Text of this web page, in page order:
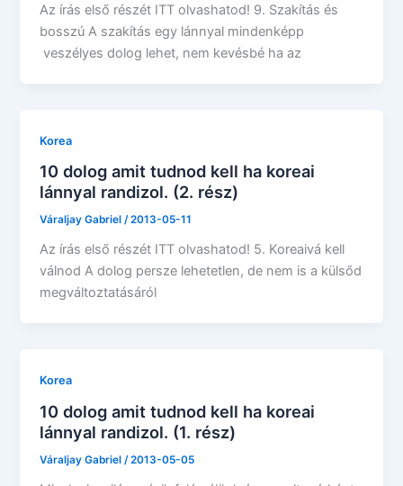
Az írás első részét ITT olvashatod! 9. Szakítás és
bosszú A szakítás egy lánnyal mindenképp
veszélyes dolog lehet, nem kevésbé ha az
Korea
10 dolog amit tudnod kell ha koreai
lánnyal randizol. (2. rész)
Váraljay Gabriel/2013-05-11
Az írás első részét ITT olvashatod! 5. Koreaivá kell
válnod A dolog persze lehetetlen, de nem is a külsőd
megváltoztatásáról
Korea
10 dolog amit tudnod kell ha koreai
lánnyal randizol. (1. rész)
Váraljay Gabriel /2013-05-05